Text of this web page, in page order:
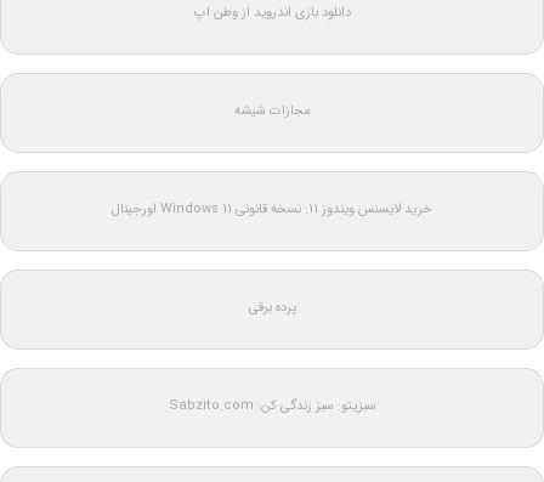
دانلود بازی اندروید از وطن اپ
مجازات شیشه
خرید لایسنس ویندوز 11: نسخه قانونی Windows 11 اورجینال
پرده برقی
سبزیتو: سبز زندگی کن: Sabzito.com